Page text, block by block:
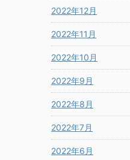
2022年12月
2022年11月
2022年10月
2022年9月
2022年8月
2022年7月
2022年6月